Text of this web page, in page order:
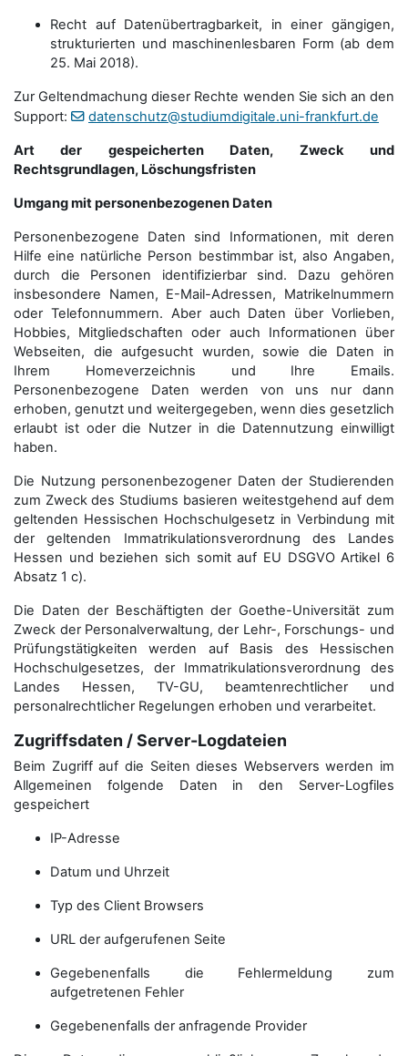
Recht auf Datenübertragbarkeit, in einer gängigen,
strukturierten und maschinenlesbaren Form (ab dem
25. Mai 2018).
Zur Geltendmachung dieser Rechte wenden Sie sich an den
Support:
datenschutz@studiumdigitale.uni-frankfurt.de
Art der gespeicherten Daten, Zweck und
Rechtsgrundlagen, Löschungsfristen
Umgang mit personenbezogenen Daten
Personenbezogene Daten sind Informationen, mit deren
Hilfe eine natürliche Person bestimmbar ist, also Angaben,
durch die Personen identifizierbar sind. Dazu gehören
insbesondere Namen, E-Mail-Adressen, Matrikelnummern
oder Telefonnummern. Aber auch Daten über Vorlieben,
Hobbies, Mitgliedschaften oder auch Informationen über
Webseiten, die aufgesucht wurden, sowie die Daten in
Ihrem Homeverzeichnis und Ihre Emails.
Personenbezogene Daten werden von uns nur dann
erhoben, genutzt und weitergegeben, wenn dies gesetzlich
erlaubt ist oder die Nutzer in die Datennutzung einwilligt
haben.
Die Nutzung personenbezogener Daten der Studierenden
zum Zweck des Studiums basieren weitestgehend auf dem
geltenden Hessischen Hochschulgesetz in Verbindung mit
der geltenden Immatrikulationsverordnung des Landes
Hessen und beziehen sich somit auf EU DSGVO Artikel 6
Absatz 1 c).
Die Daten der Beschäftigten der Goethe-Universität zum
Zweck der Personal­verwaltung, der Lehr-, Forschungs- und
Prüfungstätigkeiten werden auf Basis des Hessischen
Hochschulgesetzes, der Immatrikulations­verordnung des
Landes Hessen, TV-GU, beamtenrechtlicher und
personalrechtlicher Regelungen erhoben und verarbeitet.
Zugriffsdaten / Server-Logdateien
Beim Zugriff auf die Seiten dieses Webservers werden im
Allgemeinen folgende Daten in den Server-Logfiles
gespeichert
IP-Adresse
Datum und Uhrzeit
Typ des Client Browsers
URL der aufgerufenen Seite
Gegebenenfalls die Fehlermeldung zum
aufgetretenen Fehler
Gegebenenfalls der anfragende Provider